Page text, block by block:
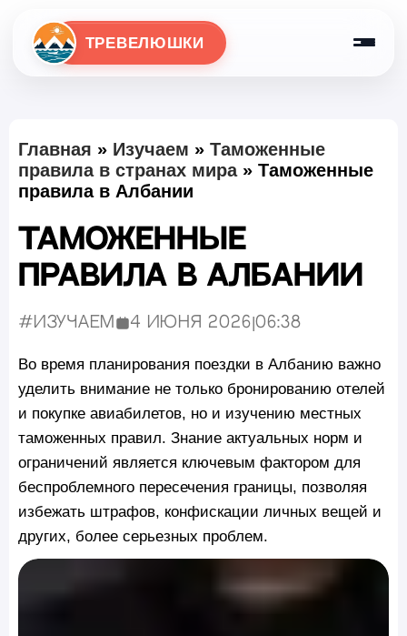
ТРЕВЕЛЮШКИ
Главная » Изучаем » Таможенные
правила в странах мира» Таможенные
правила в Албании
Таможенные
правила в Албании
#Изучаем Опубликовано:
4 июня 2026 |06:38
Во время планирования поездки в Албанию важно
уделить внимание не только бронированию отелей
и покупке авиабилетов, но и изучению местных
таможенных правил. Знание актуальных норм и
ограничений является ключевым фактором для
беспроблемного пересечения границы, позволяя
избежать штрафов, конфискации личных вещей и
других, более серьезных проблем.